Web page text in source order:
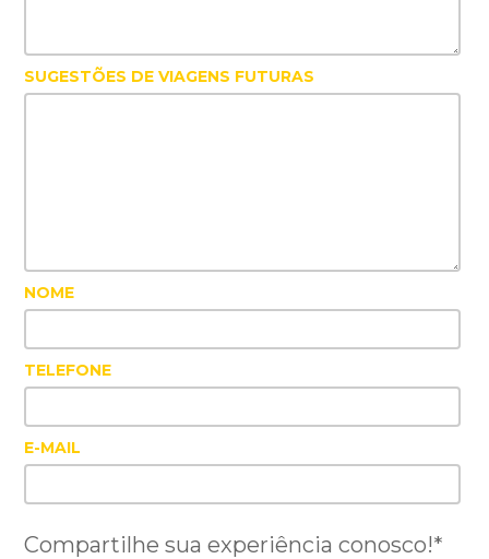
SUGESTÕES DE VIAGENS FUTURAS
NOME
TELEFONE
E-MAIL
Compartilhe sua experiência conosco!*